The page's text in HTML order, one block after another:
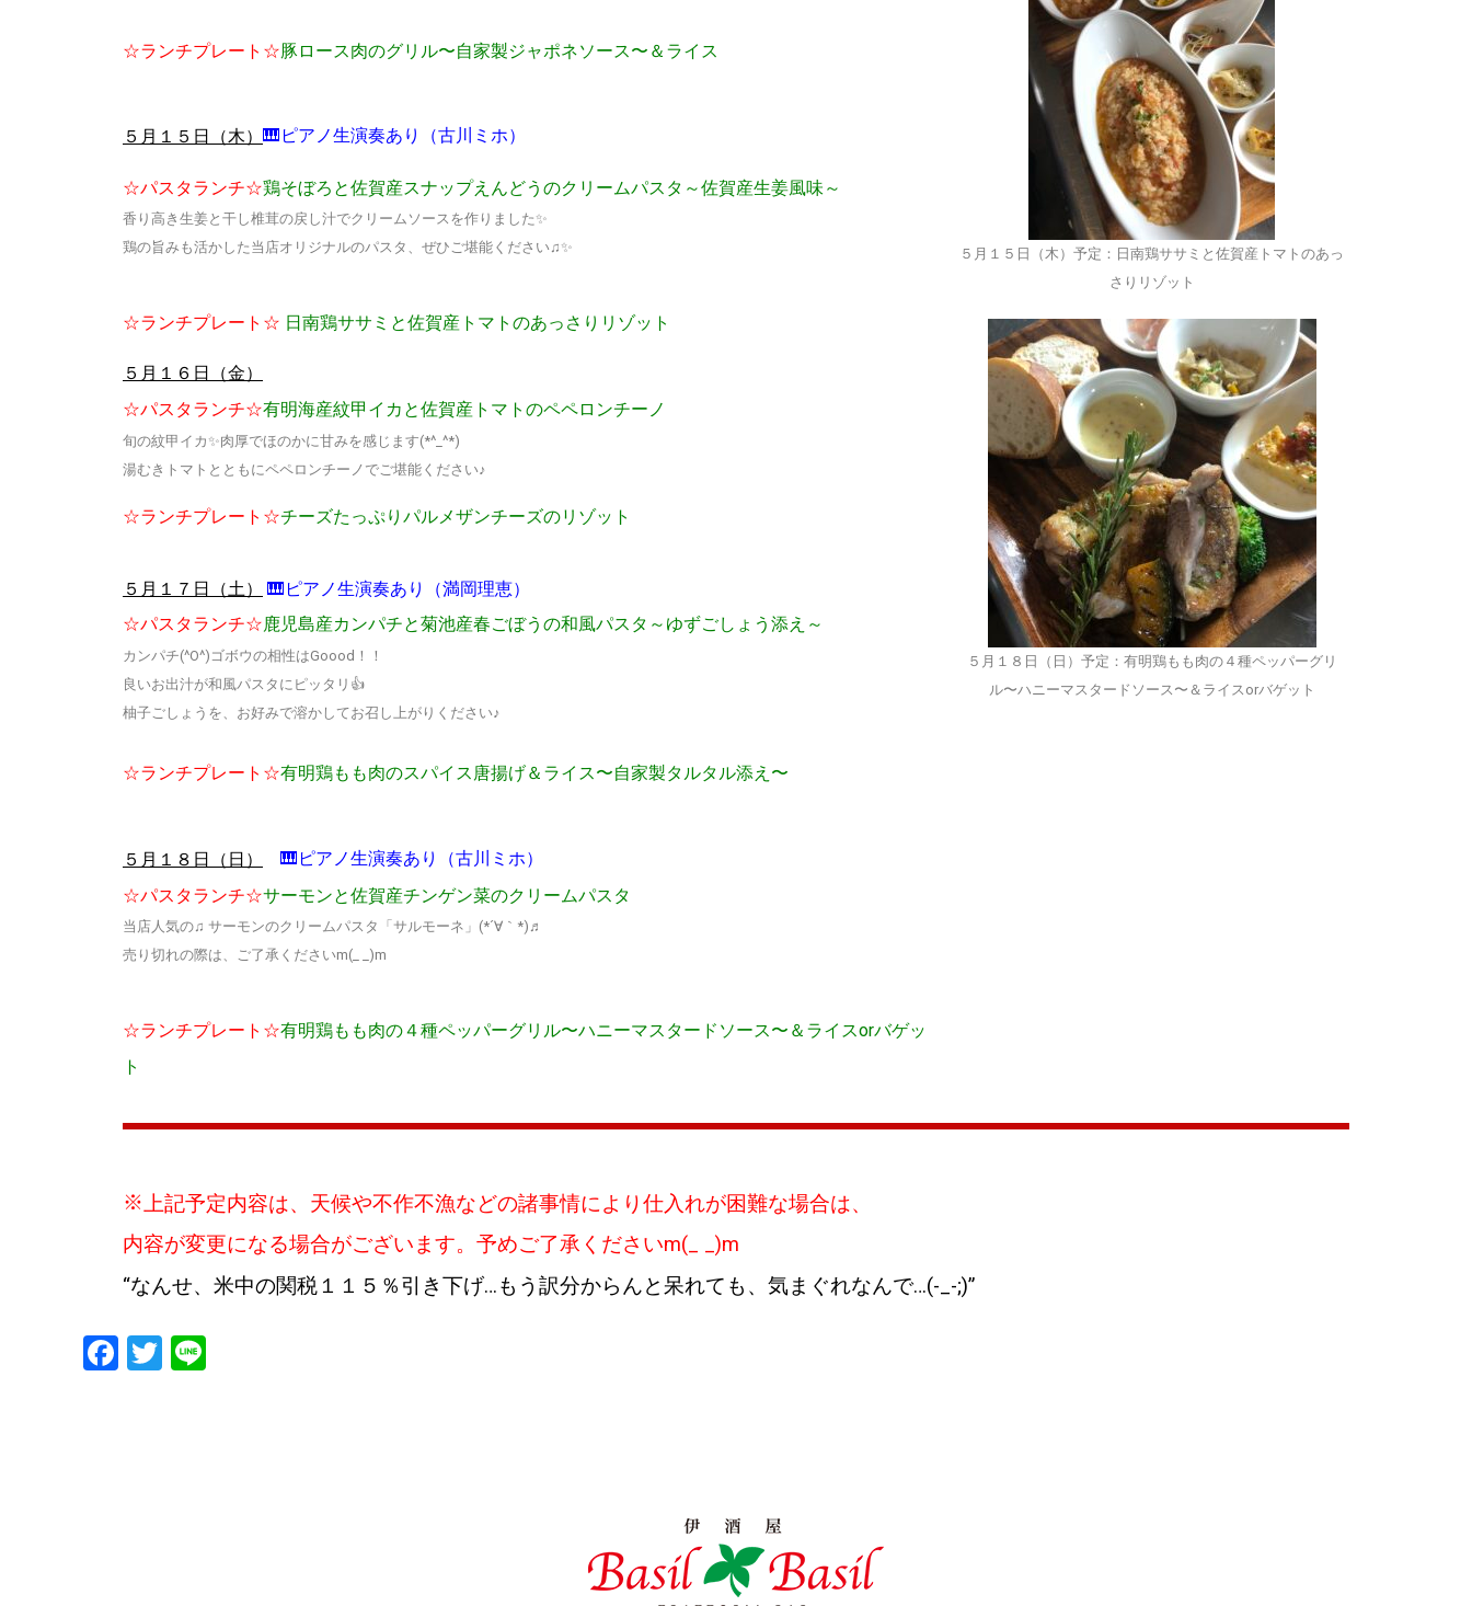
☆ランチプレート☆豚ロース肉のグリル〜自家製ジャポネソース〜＆ライス
５月１５日（木） 🎹ピアノ生演奏あり（古川ミホ）
☆パスタランチ☆鶏そぼろと佐賀産スナップえんどうのクリームパスタ～佐賀産生姜風味～
香り高き生姜と干し椎茸の戻し汁でクリームソースを作りました✨
鶏の旨みも活かした当店オリジナルのパスタ、ぜひご堪能ください♫✨
☆ランチプレート☆ 日南鶏ササミと佐賀産トマトのあっさりリゾット
５月１６日（金）
☆パスタランチ☆有明海産紋甲イカと佐賀産トマトのペペロンチーノ
旬の紋甲イカ✨肉厚でほのかに甘みを感じます(*^_^*)
湯むきトマトとともにペペロンチーノでご堪能ください♪
☆ランチプレート☆チーズたっぷりパルメザンチーズのリゾット
５月１７日（土）
🎹ピアノ生演奏あり（満岡理恵）
☆パスタランチ☆鹿児島産カンパチと菊池産春ごぼうの和風パスタ～ゆずごしょう添え～
カンパチ(^O^)ゴボウの相性はGoood！！
良いお出汁が和風パスタにピッタリ👍
柚子ごしょうを、お好みで溶かしてお召し上がりください♪
☆ランチプレート☆有明鶏もも肉のスパイス唐揚げ＆ライス〜自家製タルタル添え〜
５月１８日（日）
🎹ピアノ生演奏あり（古川ミホ）
☆パスタランチ☆サーモンと佐賀産チンゲン菜のクリームパスタ
当店人気の♫ サーモンのクリームパスタ「サルモーネ」(*´∀｀*)♬
売り切れの際は、ご了承くださいm(_ _)m
☆ランチプレート☆有明鶏もも肉の４種ペッパーグリル〜ハニーマスタードソース〜＆ライスorバゲッ
ト
５月１５日（木）予定：日南鶏ササミと佐賀産トマトのあっ
さりリゾット
５月１８日（日）予定：有明鶏もも肉の４種ペッパーグリ
ル〜ハニーマスタードソース〜＆ライスorバゲット
※上記予定内容は、天候や不作不漁などの諸事情により仕入れが困難な場合は、
内容が変更になる場合がございます。予めご了承くださいm(_ _)m
“なんせ、米中の関税１１５％引き下げ…もう訳分からんと呆れても、気まぐれなんで…(-_-;)”
F
T